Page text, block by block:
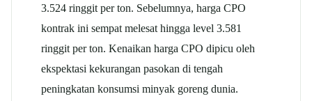
3.524 ringgit per ton. Sebelumnya, harga CPO
kontrak ini sempat melesat hingga level 3.581
ringgit per ton. Kenaikan harga CPO dipicu oleh
ekspektasi kekurangan pasokan di tengah
peningkatan konsumsi minyak goreng dunia.